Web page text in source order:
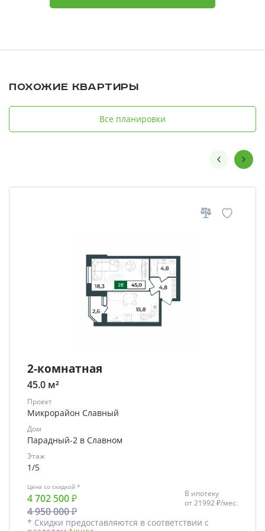
Похожие квартиры
Все планировки
2-комнатная
45.0 м²
Проект
Микрорайон Славный
Дом
Парадный-2 в Славном
Этаж
1/5
Цена со скидкой *
4 702 500 ₽
4 950 000 ₽
В ипотеку
от21992 ₽/мес.
* Скидки предоставляются в соответствии с